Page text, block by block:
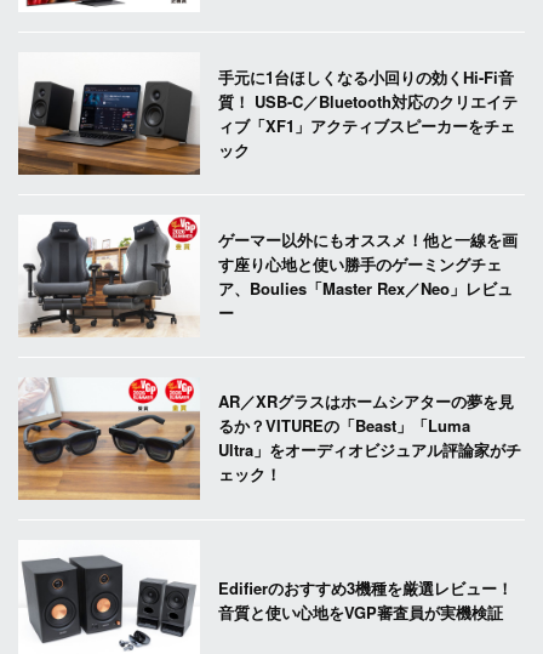
手元に1台ほしくなる小回りの効くHi-Fi音
質！ USB-C／Bluetooth対応のクリエイテ
ィブ「XF1」アクティブスピーカーをチェ
ック
ゲーマー以外にもオススメ！他と一線を画
す座り心地と使い勝手のゲーミングチェ
ア、Boulies「Master Rex／Neo」レビュ
ー
AR／XRグラスはホームシアターの夢を見
るか？VITUREの「Beast」「Luma
Ultra」をオーディオビジュアル評論家がチ
ェック！
Edifierのおすすめ3機種を厳選レビュー！
音質と使い心地をVGP審査員が実機検証